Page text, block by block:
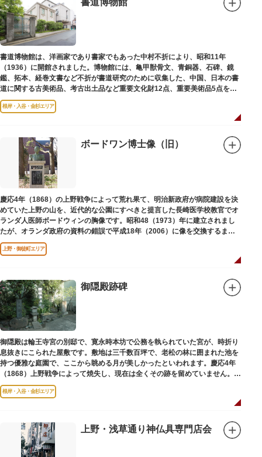
書道博物館は、洋画家であり書家でもあった中村不折により、昭和11年
（1936）に開館されました。博物館には、亀甲獣骨文、青銅器、石碑、鏡
鑑、拓本、経巻文書など不折が書道研究のために収集した、中国、日本の書
道に関する古美術品、考古出土品など重要文化財12点、重要美術品5点を含
む約16000点が収蔵されています。
根岸・入谷・金杉エリア
ボードワン博士像（旧）
慶応4年（1868）の上野戦争によって荒れ果て、明治新政府が病院建設を決
めていた上野の山を、近代的な公園にすべきと提言した長崎医学校教官でオ
ランダ人医師ボードウィンの胸像です。昭和48（1973）年に建立されまし
たが、オランダ政府の資料の錯誤で平成18年（2006）に像を交換するまで
は博士の弟の像でした。
上野・御徒町エリア
御隠殿跡碑
御隠殿は輪王寺宮の別邸で、寛永時本坊で公務を執られていた宮が、時折り
息抜きにこられた屋敷です。敷地は三千数百坪で、老松の林に囲まれた池を
持つ優雅な庭園で、ここから眺める月が美しかったといわれます。慶応4年
（1868）上野戦争によって焼失し、現在は全くその跡を留めていません。根
岸薬師堂（ねぎしやくしどう）にあります。
根岸・入谷・金杉エリア
上野・浅草通り神仏具専門店会